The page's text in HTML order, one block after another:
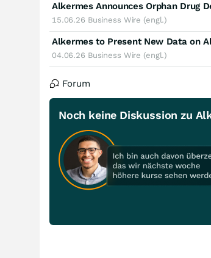
Alkermes Announces Orphan Drug
15.06.26 Business Wire (engl.)
04.06.26 Business Wire (engl.)
Forum
Noch keine Diskussion zu